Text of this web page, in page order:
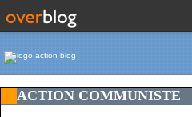
ACTION COMMUNISTE